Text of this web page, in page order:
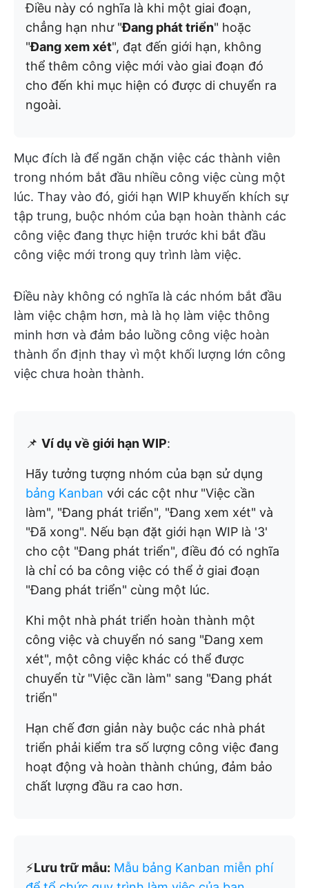
Điều này có nghĩa là khi một giai đoạn,
chẳng hạn như "Đang phát triển" hoặc
"Đang xem xét", đạt đến giới hạn, không
thể thêm công việc mới vào giai đoạn đó
cho đến khi mục hiện có được di chuyển ra
ngoài.
Mục đích là để ngăn chặn việc các thành viên
trong nhóm bắt đầu nhiều công việc cùng một
lúc. Thay vào đó, giới hạn WIP khuyến khích sự
tập trung, buộc nhóm của bạn hoàn thành các
công việc đang thực hiện trước khi bắt đầu
công việc mới trong quy trình làm việc.
Điều này không có nghĩa là các nhóm bắt đầu
làm việc chậm hơn, mà là họ làm việc thông
minh hơn và đảm bảo luồng công việc hoàn
thành ổn định thay vì một khối lượng lớn công
việc chưa hoàn thành.
📌 Ví dụ về giới hạn WIP:
Hãy tưởng tượng nhóm của bạn sử dụng
bảng Kanban với các cột như "Việc cần
làm", "Đang phát triển", "Đang xem xét" và
"Đã xong". Nếu bạn đặt giới hạn WIP là '3'
cho cột "Đang phát triển", điều đó có nghĩa
là chỉ có ba công việc có thể ở giai đoạn
"Đang phát triển" cùng một lúc.
Khi một nhà phát triển hoàn thành một
công việc và chuyển nó sang "Đang xem
xét", một công việc khác có thể được
chuyển từ "Việc cần làm" sang "Đang phát
triển"
Hạn chế đơn giản này buộc các nhà phát
triển phải kiểm tra số lượng công việc đang
hoạt động và hoàn thành chúng, đảm bảo
chất lượng đầu ra cao hơn.
⚡️Lưu trữ mẫu: Mẫu bảng Kanban miễn phí